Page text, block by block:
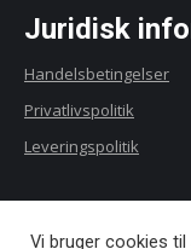
Juridisk
Handelsbetingelser
Privatlivspolitik
Leveringspolitik
Vi bruger cookies